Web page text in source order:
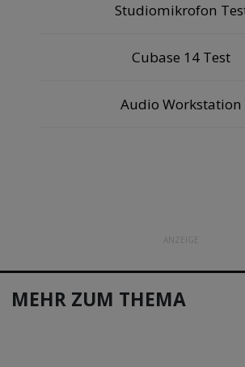
Studiomikrofon
Cubase 14 Test
Audio Workstation
ANZEIGE
MEHR ZUM THEMA